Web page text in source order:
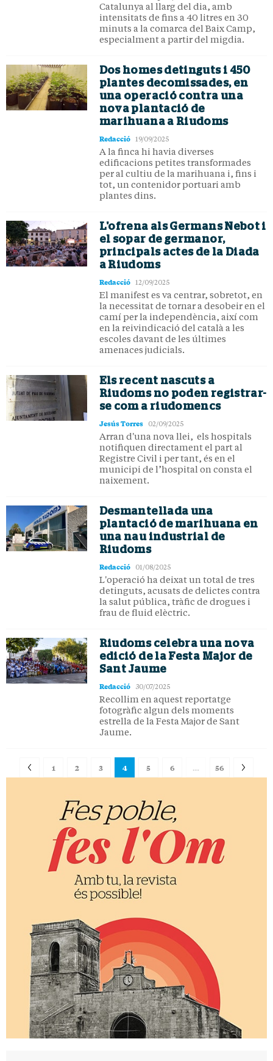
Catalunya al llarg del dia, amb
intensitats de fins a 40 litres en 30
minuts a la comarca del Baix Camp,
especialment a partir del migdia.
Dos homes detinguts i 450
plantes decomissades, en
una operació contra una
nova plantació de
marihuana a Riudoms
Redacció 19/09/2025
A la finca hi havia diverses
edificacions petites transformades
per al cultiu de la marihuana i, fins i
tot, un contenidor portuari amb
plantes dins.
L'ofrena als Germans Nebot i
el sopar de germanor,
principals actes de la Diada
a Riudoms
Redacció 12/09/2025
El manifest es va centrar, sobretot, en
la necessitat de tornar a desobeir en el
camí per la independència, així com
en la reivindicació del català a les
escoles davant de les últimes
amenaces judicials.
Els recent nascuts a
Riudoms no poden registrar-
se com a riudomencs
Jesús Torres 02/09/2025
Arran d'una nova llei, els hospitals
notifiquen directament el part al
Registre Civil i per tant, és en el
municipi de l’hospital on consta el
naixement.
Desmantellada una
plantació de marihuana en
una nau industrial de
Riudoms
Redacció 01/08/2025
L'operació ha deixat un total de tres
detinguts, acusats de delictes contra
la salut pública, tràfic de drogues i
frau de fluid elèctric.
Riudoms celebra una nova
edició de la Festa Major de
Sant Jaume
Redacció 30/07/2025
Recollim en aquest reportatge
fotogràfic algun dels moments
estrella de la Festa Major de Sant
Jaume.
1 2 3 4 5 6 … 56